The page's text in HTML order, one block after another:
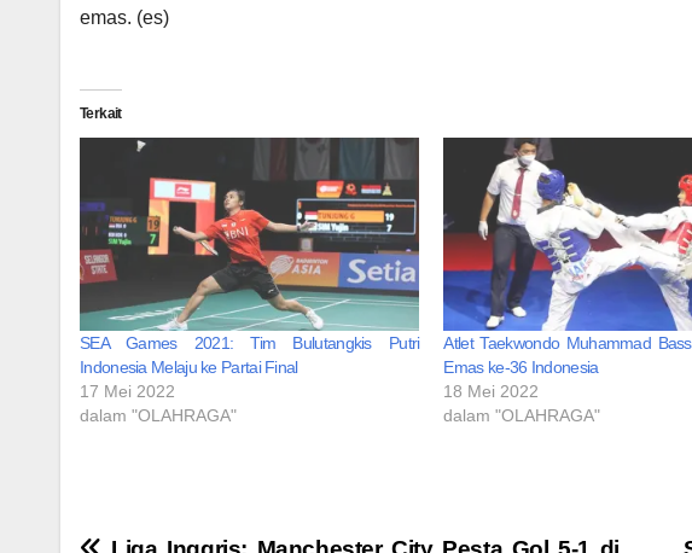
emas. (es)
Terkait
SEA Games 2021: Tim Bulutangkis Putri
Indonesia Melaju ke Partai Final
17 Mei 2022
dalam "OLAHRAGA"
Atlet Taekwondo Muhammad
Emas ke-36 Indonesia
18 Mei 2022
dalam "OLAHRAGA"